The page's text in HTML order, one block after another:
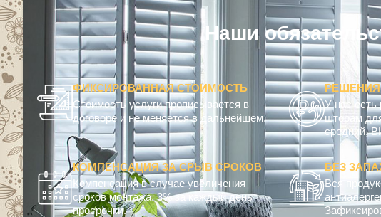
Наши
ФИКСИРОВАННАЯ СТОИМОСТЬ
Стоимость услуги прописывается в
договоре и не меняется в дальнейшем.
У нас
шторам
средний,
КОМПЕНСАЦИЯ ЗА СРЫВ СРОКОВ
Компенсация в случае увеличения
сроков монтажа. 3% за каждый день
просрочки.
БЕЗ
Вся